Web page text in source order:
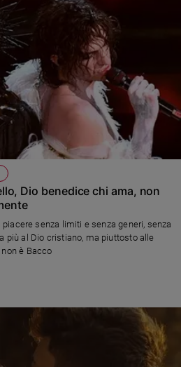
Dio benedice chi ama, non
senza limiti e senza generi, senza
più al Dio cristiano, ma piuttosto alle
è Bacco